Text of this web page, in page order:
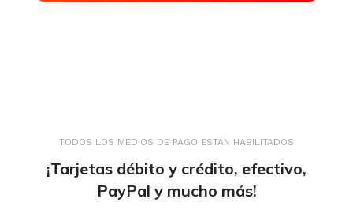
TODOS LOS MEDIOS DE PAGO ESTÁN HABILITADOS
¡Tarjetas débito y crédito, efectivo,
PayPal y mucho más!